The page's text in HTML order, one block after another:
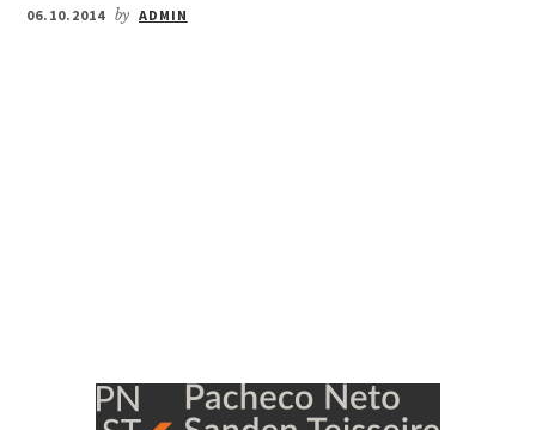
06.10.2014 by ADMIN